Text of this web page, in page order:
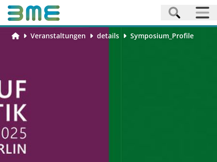
Veranstaltungen details Symposium_Profile